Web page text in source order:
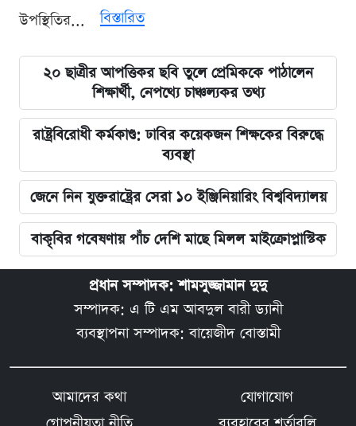
উপস্থিতির...
বিস্তারিত
২০ ছাত্রীর আপত্তিকর ছবি তুলে প্রেমিককে পাঠালেন
শিক্ষার্থী, নেপথ্যে চাঞ্চল্যকর তথ্য
রাষ্ট্রবিরোধী কর্মকাণ্ড: ঢাবির কয়েকজন শিক্ষকের বিরুদ্ধে
ব্যবস্থা
জেনে নিন যুক্তরাষ্ট্রের সেরা ১০ ইঞ্জিনিয়ারিং বিশ্ববিদ্যালয়
বাকৃবির গবেষণায় পাঁচ দেশি মাছে মিলল মাইক্রোপ্লাস্টিক
প্রধান সম্পাদক: শামসুজ্জামান দুদু
সম্পাদক: এ টি এম আবদুল বারী ড্যানী
ব্যবস্থাপনা সম্পাদক: বায়েজীদ বোস্তামী
আমাদের কথা
যোগাযোগ